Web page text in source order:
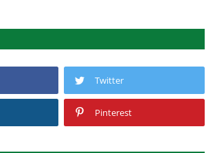
Twitter
Pinterest